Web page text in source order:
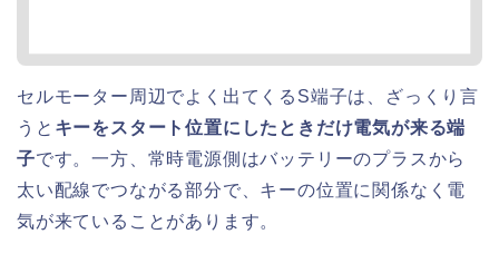
セルモーター周辺でよく出てくるS端子は、ざっくり言
うと キーをスタート位置にしたときだけ電気が来る端
子です。一方、常時電源側はバッテリーのプラスから
太い配線でつながる部分で、キーの位置に関係なく電
気が来ていることがあります。